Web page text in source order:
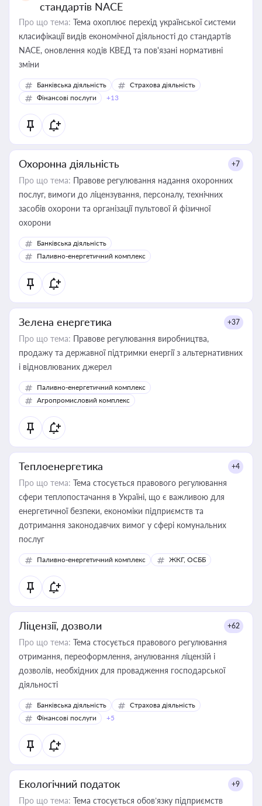
стандартів NACE
Про що тема: Тема охоплює перехід української системи
класифікації видів економічної діяльності до стандартів
NACE, оновлення кодів КВЕД та пов'язані нормативні
зміни
Банківська діяльність
Страхова діяльність
Фінансові послуги
+13
Охоронна діяльність +7
Про що тема: Правове регулювання надання охоронних
послуг, вимоги до ліцензування, персоналу, технічних
засобів охорони та організації пультової й фізичної
охорони
Банківська діяльність
Паливно-енергетичний комплекс
Зелена енергетика +37
Про що тема: Правове регулювання виробництва,
продажу та державної підтримки енергії з альтернативних
і відновлюваних джерел
Паливно-енергетичний комплекс
Агропромисловий комплекс
Теплоенергетика +4
Про що тема: Тема стосується правового регулювання
сфери теплопостачання в Україні, що є важливою для
енергетичної безпеки, економіки підприємств та
дотримання законодавчих вимог у сфері комунальних
послуг
Паливно-енергетичний комплекс ЖКГ, ОСББ
Ліцензії, дозволи +62
Про що тема: Тема стосується правового регулювання
отримання, переоформлення, анулювання ліцензій і
дозволів, необхідних для провадження господарської
діяльності
Банківська діяльність
Страхова діяльність
Фінансові послуги
+5
Екологічний податок +9
Про що тема: Тема стосується обов’язку підприємств